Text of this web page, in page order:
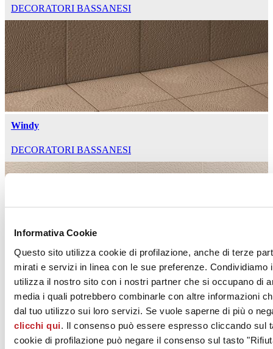
Informativa Cookie
Questo sito utilizza cookie di profilazione, anche di terze
mirati e servizi in linea con le sue preferenze.
utilizza il nostro sito con i nostri partner che si occupano di
media i quali potrebbero combinarle con altre informazioni
dal tuo utilizzo sui loro servizi. Se vuole saperne di più o
clicchi qui. Il consenso può essere espresso cliccando sul
cookie di profilazione può negare il consenso sul tasto
DECORATORI BASSANESI
Windy
DECORATORI BASSANESI
Windy
DECORATORI BASSANESI